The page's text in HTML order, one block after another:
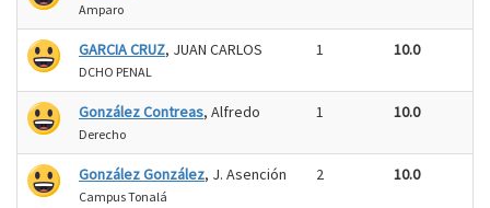
Amparo
GARCIA CRUZ, JUAN CARLOS
DCHO PENAL
1 10.0
González Contreas, Alfredo
Derecho
1 10.0
González González, J. Asención
Campus Tonalá
2 10.0